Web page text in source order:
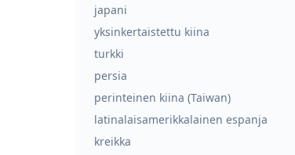
japani
yksinkertaistettu kiina
turkki
persia
perinteinen kiina (Taiwan)
latinalaisamerikkalainen espanja
kreikka